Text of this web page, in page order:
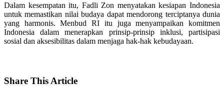
Dalam kesempatan itu, Fadli Zon menyatakan kesiapan Indonesia
untuk memastikan nilai budaya dapat mendorong terciptanya dunia
yang harmonis. Menbud RI itu juga menyampaikan komitmen
Indonesia dalam menerapkan prinsip-prinsip inklusi, partisipasi
sosial dan aksesibilitas dalam menjaga hak-hak kebudayaan.
Share This Article